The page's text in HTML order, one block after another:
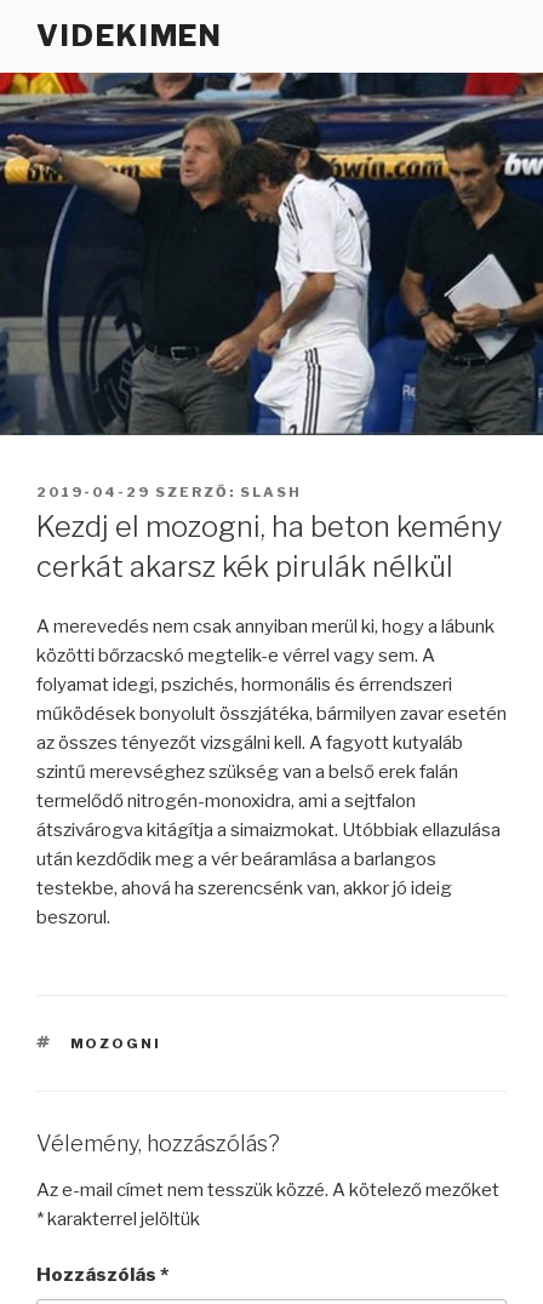
VIDEKIMEN
BEKÜLDVE:
2019-04-29 SZERZŐ: SLASH
Kezdj el mozogni, ha beton kemény
cerkát akarsz kék pirulák nélkül
A merevedés nem csak annyiban merül ki, hogy a lábunk
közötti bőrzacskó megtelik-e vérrel vagy sem. A
folyamat idegi, pszichés, hormonális és érrendszeri
működések bonyolult összjátéka, bármilyen zavar esetén
az összes tényezőt vizsgálni kell. A fagyott kutyaláb
szintű merevséghez szükség van a belső erek falán
termelődő nitrogén-monoxidra, ami a sejtfalon
átszivárogva kitágítja a simaizmokat. Utóbbiak ellazulása
után kezdődik meg a vér beáramlása a barlangos
testekbe, ahová ha szerencsénk van, akkor jó ideig
beszorul.
CÍMKÉK
MOZOGNI
Vélemény, hozzászólás?
Az e-mail címet nem tesszük közzé. A kötelező mezőket
*karakterrel jelöltük
Hozzászólás *